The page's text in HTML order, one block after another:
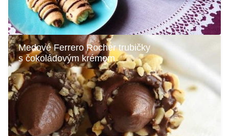
Medové Ferrero Rocher trubičky
s čokoládovým krémom